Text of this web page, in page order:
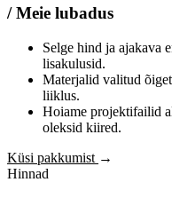
/ Meie lubadus
Selge hind ja ajakava
lisakulusid.
Materjalid valitud
liiklus.
Hoiame projektifailid
oleksid kiired.
Küsi pakkumist →
Hinnad